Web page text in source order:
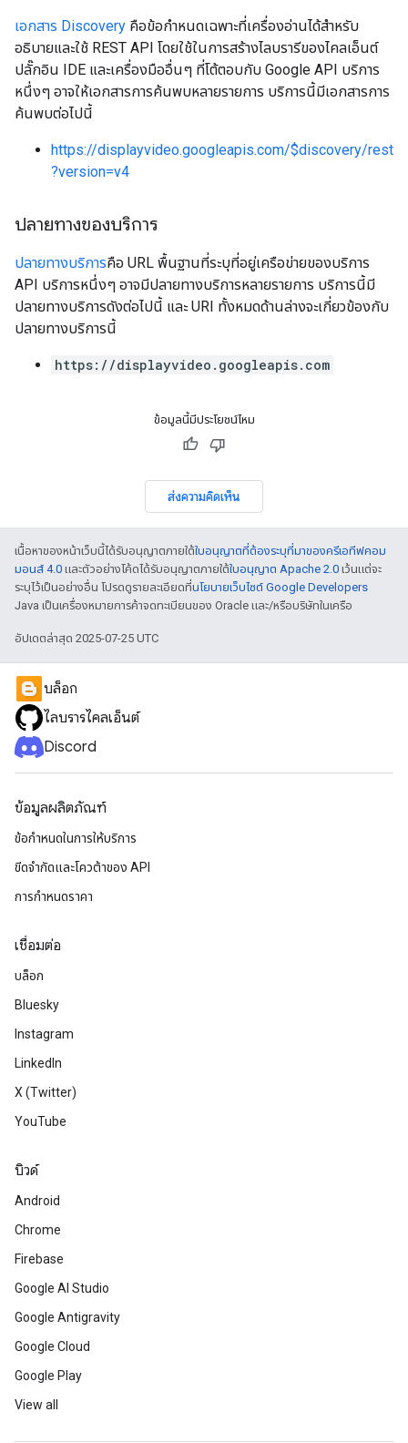
เอกสาร Discovery คือข้อกำหนดเฉพาะที่เครื่องอ่านได้สำหรับ
อธิบายและใช้ REST API โดยใช้ในการสร้างไลบรารีของไคลเอ็นต์
ปลั๊กอิน IDE และเครื่องมืออื่นๆ ที่โต้ตอบกับ Google API บริการ
หนึ่งๆ อาจให้เอกสารการค้นพบหลายรายการ บริการนี้มีเอกสารการ
ค้นพบต่อไปนี้
https://displayvideo.googleapis.com/$discovery/rest
?version=v4
ปลายทางของบริการ
ปลายทางบริการคือ URL พื้นฐานที่ระบุที่อยู่เครือข่ายของบริการ
API บริการหนึ่งๆ อาจมีปลายทางบริการหลายรายการ บริการนี้มี
ปลายทางบริการดังต่อไปนี้ และ URI ทั้งหมดด้านล่างจะเกี่ยวข้องกับ
ปลายทางบริการนี้
https://displayvideo.googleapis.com
ข้อมูลนี้มีประโยชน์ไหม
ส่งความคิดเห็น
เนื้อหาของหน้าเว็บนี้ได้รับอนุญาตภายใต้ใบอนุญาตที่ต้องระบุที่มาของครีเอทีฟคอม
มอนส์ 4.0 และตัวอย่างโค้ดได้รับอนุญาตภายใต้ใบอนุญาต Apache 2.0 เว้นแต่จะ
ระบุไว้เป็นอย่างอื่น โปรดดูรายละเอียดที่นโยบายเว็บไซต์ Google Developers
Java เป็นเครื่องหมายการค้าจดทะเบียนของ Oracle และ/หรือบริษัทในเครือ
อัปเดตล่าสุด 2025-07-25 UTC
บล็อก
ไลบรารีไคลเอ็นต์
Discord
ข้อมูลผลิตภัณฑ์
ข้อกำหนดในการให้บริการ
ขีดจํากัดและโควต้าของ API
การกำหนดราคา
เชื่อมต่อ
บล็อก
Bluesky
Instagram
LinkedIn
X (Twitter)
YouTube
บิวด์
Android
Chrome
Firebase
Google AI Studio
Google Antigravity
Google Cloud
Google Play
View all